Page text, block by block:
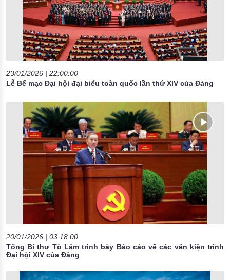
23/01/2026 | 22:00:00
Lễ Bế mạc Đại hội đại biểu toàn quốc lần thứ XIV của Đảng
20/01/2026 | 03:18:00
Tổng Bí thư Tô Lâm trình bày Báo cáo về các văn kiện trình
Đại hội XIV của Đảng